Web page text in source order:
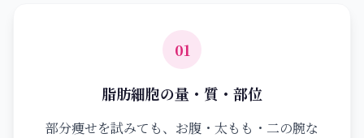
01
脂肪細胞の量・質・部位
部分痩せを試みても、お腹・太もも・二の腕な